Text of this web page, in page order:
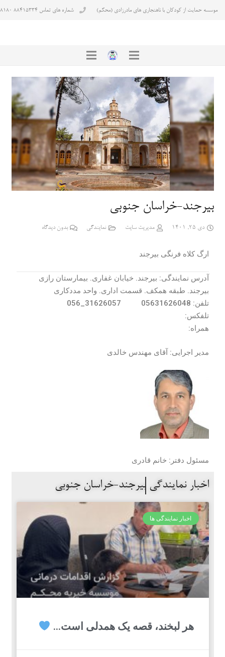
موسسه حمایت از کودکان با ناهنجاری های مادرزادی (محکم) شماره های تماس ۸۸۴۱۵۳۳۴ ۸۸۴۳۸۱۸۰
بیرجند-خراسان جنوبی
دی 25, 1401 مدیریت سایت نمایندگی بدون دیدگاه
ارگ کلاه فرنگی بیرجند
آدرس نمایندگی: بیرجند. خیابان غفاری. بیمارستان رازی
بیرجند. طبقه همکف. قسمت اداری. واحد مددکاری
تلفن: 05631626048
056_31626057
تلفکس:
همراه:
مدیر اجرایی: آقای مهندس خالدی
مسئول دفتر: خانم قادری
اخبار نمایندگی بیرجند-خراسان جنوبی
اخبار نمایندگی ها
هر لبخند، قصه یک همدلی است…